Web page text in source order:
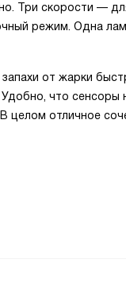
Три скорости —
режим. Одна
от жарки
что сенсоры
целом отличное